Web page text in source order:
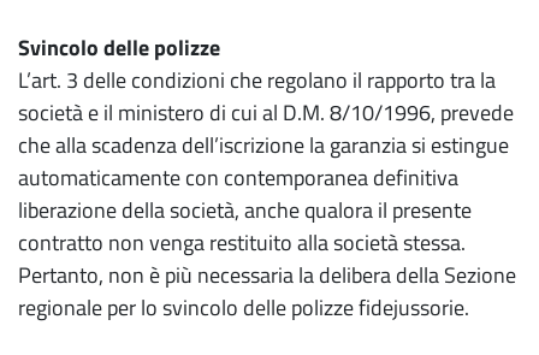
Svincolo delle polizze
L’art. 3 delle condizioni che regolano il rapporto tra la
società e il ministero di cui al D.M. 8/10/1996, prevede
che alla scadenza dell’iscrizione la garanzia si estingue
automaticamente con contemporanea definitiva
liberazione della società, anche qualora il presente
contratto non venga restituito alla società stessa.
Pertanto, non è più necessaria la delibera della Sezione
regionale per lo svincolo delle polizze fidejussorie.